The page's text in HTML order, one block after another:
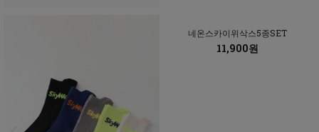
네온스카이위삭스5종SET
11,900원